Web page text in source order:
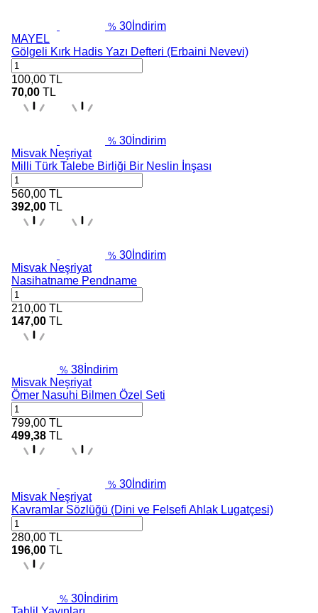
% 30 İndirim
MAYEL
Gölgeli Kırk Hadis Yazı Defteri (Erbaini Nevevi)
100,00 TL
70,00 TL
% 30 İndirim
Misvak Neşriyat
Milli Türk Talebe Birliği Bir Neslin İnşası
560,00 TL
392,00 TL
% 30 İndirim
Misvak Neşriyat
Nasihatname Pendname
210,00 TL
147,00 TL
% 38 İndirim
Misvak Neşriyat
Ömer Nasuhi Bilmen Özel Seti
799,00 TL
499,38 TL
% 30 İndirim
Misvak Neşriyat
Kavramlar Sözlüğü (Dini ve Felsefi Ahlak Lugatçesi)
280,00 TL
196,00 TL
% 30 İndirim